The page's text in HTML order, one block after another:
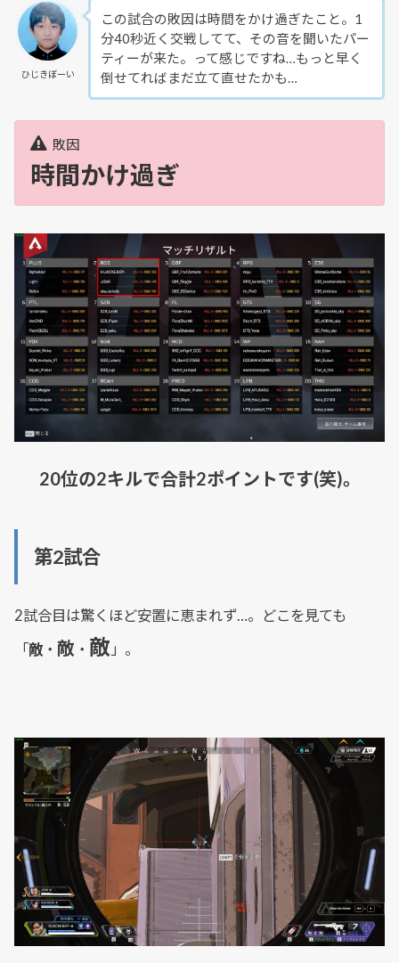
ひじきぼーい
この試合の敗因は時間をかけ過ぎたこと。1
分40秒近く交戦してて、その音を聞いたパー
ティーが来た。って感じですね…もっと早く
倒せてればまだ立て直せたかも…
敗因
時間かけ過ぎ
20位の2キルで合計2ポイントです(笑)。
第2試合
2試合目は驚くほど安置に恵まれず…。どこを見ても
「敵 ・ 敵 ・ 敵」。